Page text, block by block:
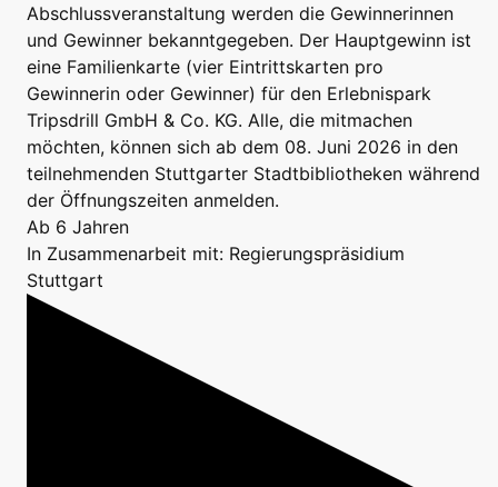
Abschlussveranstaltung werden die Gewinnerinnen
und Gewinner bekanntgegeben. Der Hauptgewinn ist
eine Familienkarte (vier Eintrittskarten pro
Gewinnerin oder Gewinner) für den Erlebnispark
Tripsdrill GmbH & Co. KG. Alle, die mitmachen
möchten, können sich ab dem 08. Juni 2026 in den
teilnehmenden Stuttgarter Stadtbibliotheken während
der Öffnungszeiten anmelden.
Ab 6 Jahren
In Zusammenarbeit mit: Regierungspräsidium
Stuttgart